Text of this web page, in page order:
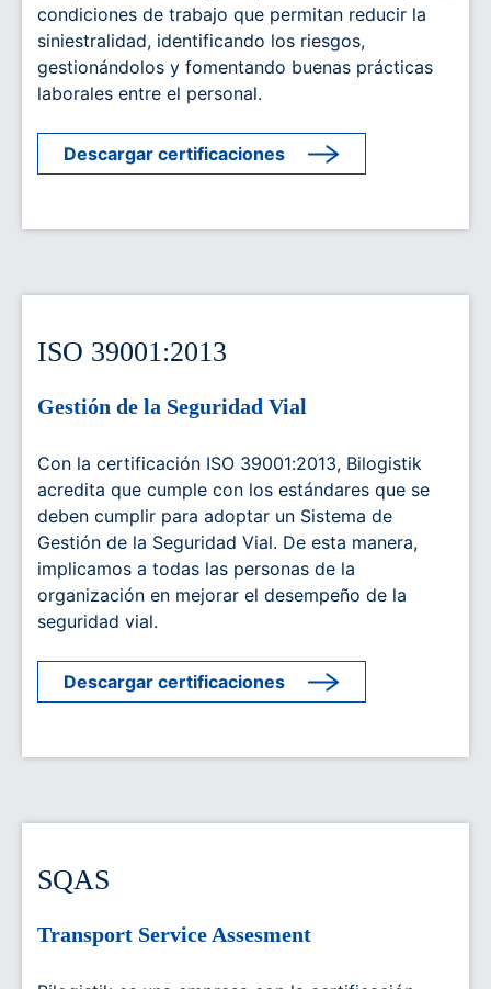
condiciones de trabajo que permitan reducir la
siniestralidad, identificando los riesgos,
gestionándolos y fomentando buenas prácticas
laborales entre el personal.
Descargar certificaciones
ISO 39001:2013
Gestión de la Seguridad Vial
Con la certificación ISO 39001:2013, Bilogistik
acredita que cumple con los estándares que se
deben cumplir para adoptar un Sistema de
Gestión de la Seguridad Vial. De esta manera,
implicamos a todas las personas de la
organización en mejorar el desempeño de la
seguridad vial.
Descargar certificaciones
SQAS
Transport Service Assesment